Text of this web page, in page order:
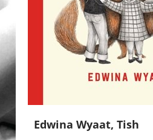
Edwina Wyaat, Tish